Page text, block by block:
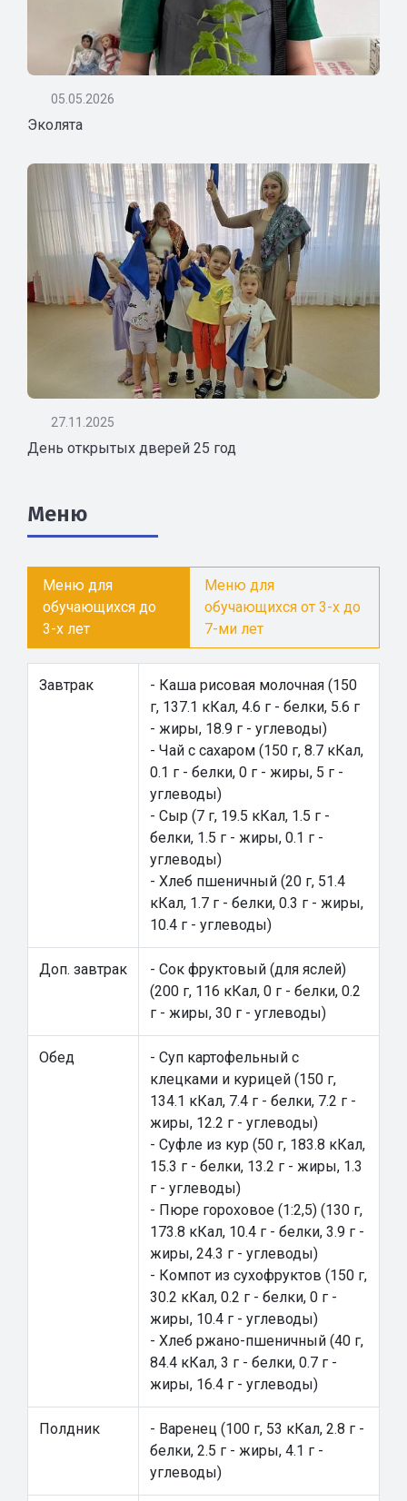
05.05.2026
Эколята
27.11.2025
День открытых дверей 25 год
Меню
Меню для
обучающихся до
3-х лет
Меню для
обучающихся от 3-х до
7-ми лет
Завтрак
- Каша рисовая молочная (150
г, 137.1 кКал, 4.6 г - белки, 5.6 г
- жиры, 18.9 г - углеводы)
- Чай с сахаром (150 г, 8.7 кКал,
0.1 г - белки, 0 г - жиры, 5 г -
углеводы)
- Сыр (7 г, 19.5 кКал, 1.5 г -
белки, 1.5 г - жиры, 0.1 г -
углеводы)
- Хлеб пшеничный (20 г, 51.4
кКал, 1.7 г - белки, 0.3 г - жиры,
10.4 г - углеводы)
Доп. завтрак
- Сок фруктовый (для яслей)
(200 г, 116 кКал, 0 г - белки, 0.2
г - жиры, 30 г - углеводы)
Обед
- Суп картофельный с
клецками и курицей (150 г,
134.1 кКал, 7.4 г - белки, 7.2 г -
жиры, 12.2 г - углеводы)
- Суфле из кур (50 г, 183.8 кКал,
15.3 г - белки, 13.2 г - жиры, 1.3
г - углеводы)
- Пюре гороховое (1:2,5) (130 г,
173.8 кКал, 10.4 г - белки, 3.9 г -
жиры, 24.3 г - углеводы)
- Компот из сухофруктов (150 г,
30.2 кКал, 0.2 г - белки, 0 г -
жиры, 10.4 г - углеводы)
- Хлеб ржано-пшеничный (40 г,
84.4 кКал, 3 г - белки, 0.7 г -
жиры, 16.4 г - углеводы)
Полдник
- Варенец (100 г, 53 кКал, 2.8 г -
белки, 2.5 г - жиры, 4.1 г -
углеводы)